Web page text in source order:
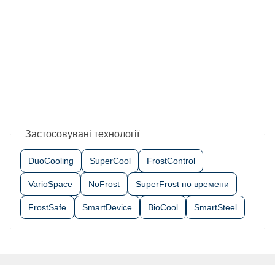
Застосовувані технології
DuoCooling SuperCool FrostControl
VarioSpace NoFrost SuperFrost по времени
FrostSafe SmartDevice BioCool SmartSteel